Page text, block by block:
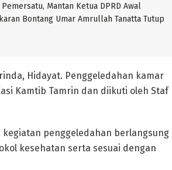
Mantan Ketua DPRD Awal
Bontang Umar Amrullah Tanatta Tutup
Hidayat. Penggeledahan kamar
Kamtib Tamrin dan diikuti oleh Staf
penggeledahan berlangsung
kesehatan serta sesuai dengan